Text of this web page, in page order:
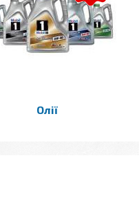
Олії